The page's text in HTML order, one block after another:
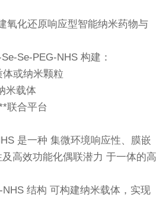
氧化还原响应型智能纳米药物与
Se-PEG-NHS 构建：
或纳米颗粒
米载体
联合平台
是一种 集微环境响应性、膜嵌
高效功能化偶联潜力 于一体的高
结构 可构建纳米载体，实现